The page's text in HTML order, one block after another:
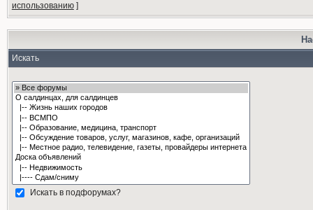
использованию]
Искать
Искать в подфорумах?